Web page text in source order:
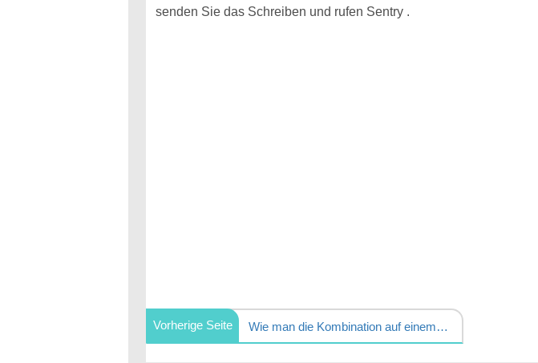
senden Sie das Schreiben und rufen Sentry .
Vorherige Seite Wie man die Kombination auf einem Master- Postfach ändern